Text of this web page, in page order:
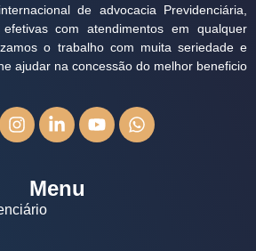
de advocacia Previdenciária,
com atendimentos em qualquer
o trabalho com muita seriedade e
ajudar na concessão do melhor beneficio
Menu